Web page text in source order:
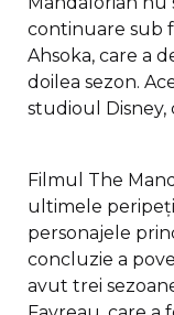
continuare sub
Ahsoka, care a
doilea sezon.
studioul Disney,
Filmul The
ultimele
personajele
concluzie a
avut trei